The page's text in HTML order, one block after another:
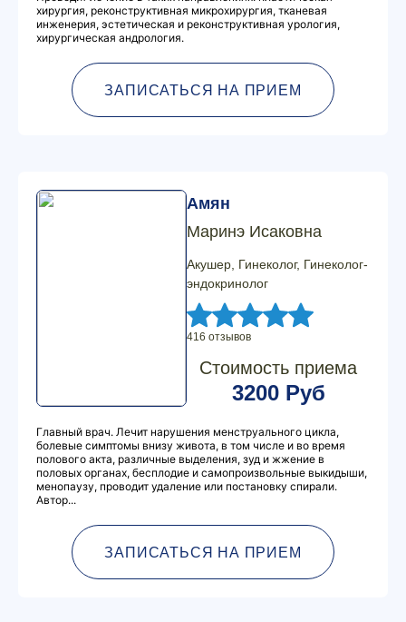
хирургия, реконструктивная микрохирургия, тканевая
инженерия, эстетическая и реконструктивная урология,
хирургическая андрология.
ЗАПИСАТЬСЯ НА ПРИЕМ
Амян
Маринэ Исаковна
Акушер, Гинеколог, Гинеколог-
эндокринолог
416 отзывов
Стоимость приема
3200 Руб
Главный врач. Лечит нарушения менструального цикла,
болевые симптомы внизу живота, в том числе и во время
полового акта, различные выделения, зуд и жжение в
половых органах, бесплодие и самопроизвольные выкидыши,
менопаузу, проводит удаление или постановку спирали.
Автор...
ЗАПИСАТЬСЯ НА ПРИЕМ